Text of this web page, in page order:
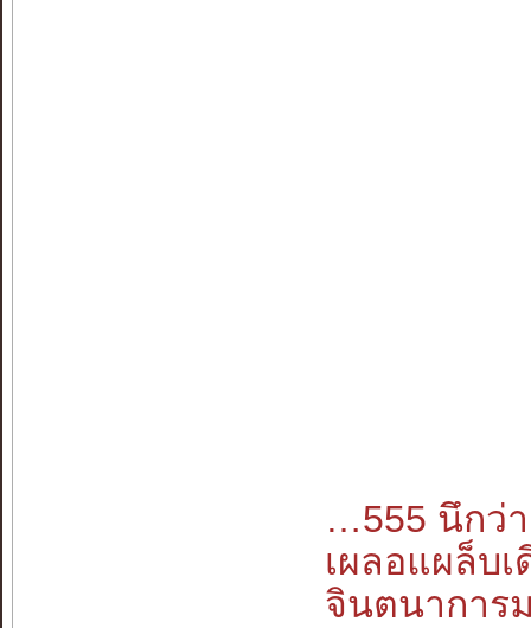
…555 นึกว่
เผลอแผล็บเ
จินตนาการ